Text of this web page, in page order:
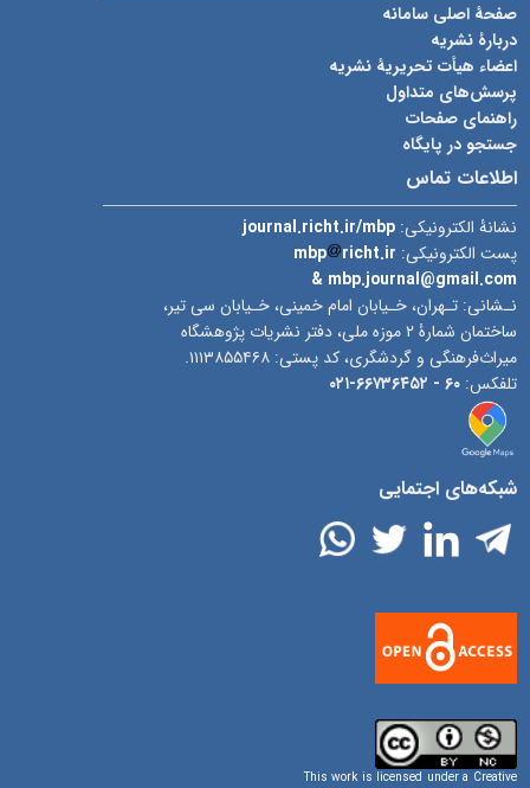
اصلی سامانه
نشریه
هیأت تحریریۀ نشریه
متداول
صفحات
در پایگاه
تماس
الکترونیکی:journal.richt.ir/mbp
الکترونیکی:
mbp
richt.ir
&
تـهران، خـیابان امام خمینی، خـیابان سی تیر،
ساختمان شمارۀ ۲ موزه ملی، دفتر نشریات پژوهشگاه
و گردشگری، کد پستی: ۱۱۱۳۸۵۵۴۶۸.
۶۰ - ۶۶۷۳۶۴۵۲-۰۲۱
اجتمایی
This work is licensed under a